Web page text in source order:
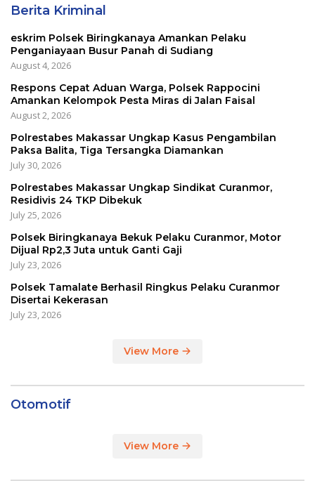
Berita Kriminal
eskrim Polsek Biringkanaya Amankan Pelaku
Penganiayaan Busur Panah di Sudiang
August 4, 2026
Respons Cepat Aduan Warga, Polsek Rappocini
Amankan Kelompok Pesta Miras di Jalan Faisal
August 2, 2026
Polrestabes Makassar Ungkap Kasus Pengambilan
Paksa Balita, Tiga Tersangka Diamankan
July 30, 2026
Polrestabes Makassar Ungkap Sindikat Curanmor,
Residivis 24 TKP Dibekuk
July 25, 2026
Polsek Biringkanaya Bekuk Pelaku Curanmor, Motor
Dijual Rp2,3 Juta untuk Ganti Gaji
July 23, 2026
Polsek Tamalate Berhasil Ringkus Pelaku Curanmor
Disertai Kekerasan
July 23, 2026
View More
Otomotif
View More